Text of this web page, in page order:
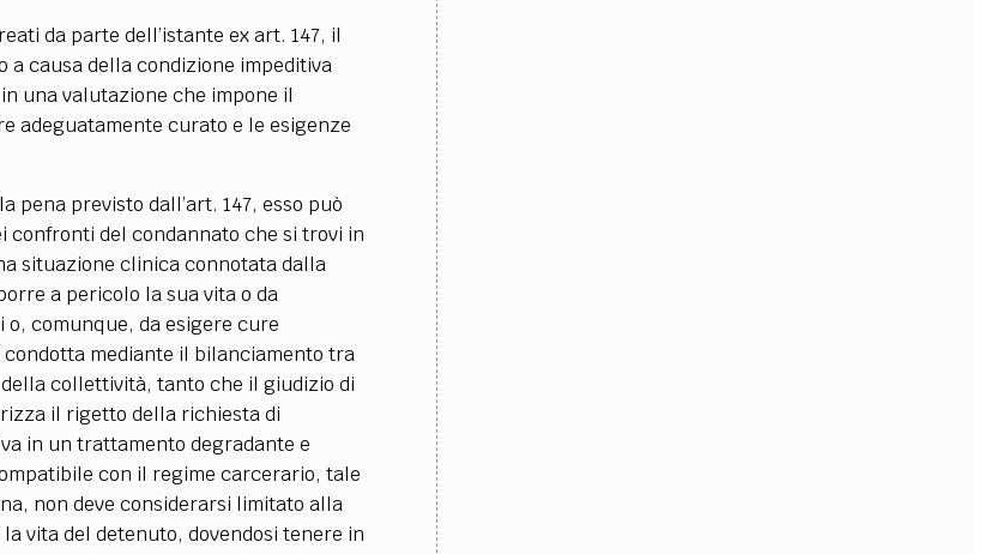
da parte dell’istante ex art. 147, il
a causa della condizione impeditiva
una valutazione che impone il
adeguatamente curato e le esigenze
pena previsto dall’art. 147, esso può
confronti del condannato che si trovi in
situazione clinica connotata dalla
a pericolo la sua vita o da
comunque, da esigere cure
mediante il bilanciamento tra
collettività, tanto che il giudizio di
il rigetto della richiesta di
in un trattamento degradante e
con il regime carcerario, tale
non deve considerarsi limitato alla
vita del detenuto, dovendosi tenere in